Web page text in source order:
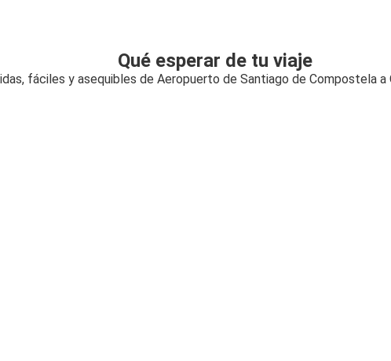
Qué esperar de tu viaje
fáciles y asequibles de Aeropuerto de Santiago de Compostela